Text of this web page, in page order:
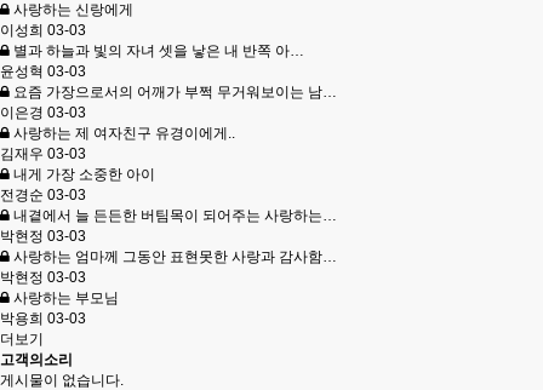
사랑하는 신랑에게
이성희 03-03
별과 하늘과 빛의 자녀 셋을 낳은 내 반쪽 아…
윤성혁 03-03
요즘 가장으로서의 어깨가 부쩍 무거워보이는 남…
이은경 03-03
사랑하는 제 여자친구 유경이에게..
김재우 03-03
내게 가장 소중한 아이
전경순 03-03
내곁에서 늘 든든한 버팀목이 되어주는 사랑하는…
박현정 03-03
사랑하는 엄마께 그동안 표현못한 사랑과 감사함…
박현정 03-03
사랑하는 부모님
박용희 03-03
더보기
고객의소리
게시물이 없습니다.